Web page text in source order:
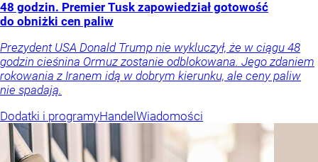
48 godzin. Premier Tusk zapowiedział gotowość
do obniżki cen paliw
Prezydent USA Donald Trump nie wykluczył, że w ciągu 48
godzin cieśnina Ormuz zostanie odblokowana. Jego zdaniem
rokowania z Iranem idą w dobrym kierunku, ale ceny paliw
nie spadają.
Dodatki i programyHandel Wiadomości